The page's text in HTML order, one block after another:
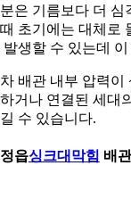
은 기름보다 더 심
초기에는 대체로
발생할 수 있는데
배관 내부 압력이
거나 연결된 세대
수 있습니다.
읍싱크대막힘 배